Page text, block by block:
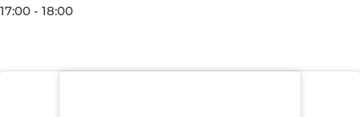
17:00 - 18:00